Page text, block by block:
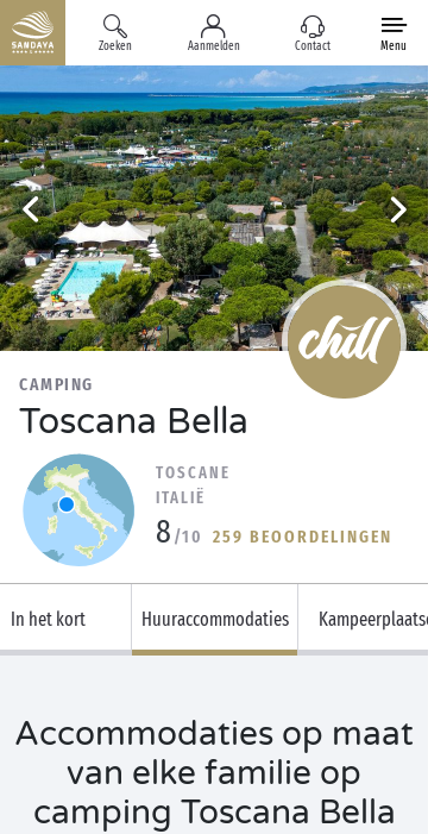
Zoeken Aanmelden Contact Menu
CAMPING
Toscana Bella
TOSCANE
ITALIË
8 /10 259 BEOORDELINGEN
In het kort Huuraccommodaties
Accommodaties op maat
van elke familie op
camping Toscana Bella